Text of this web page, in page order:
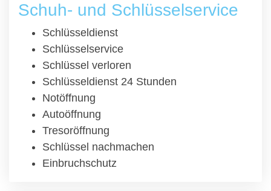
Schuh- und Schlüsselservice
Schlüsseldienst
Schlüsselservice
Schlüssel verloren
Schlüsseldienst 24 Stunden
Notöffnung
Autoöffnung
Tresoröffnung
Schlüssel nachmachen
Einbruchschutz